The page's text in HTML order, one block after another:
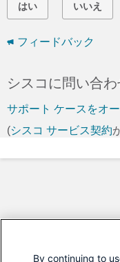
はい いいえ
フィードバック
シスコに問い合わ
サポート ケースをオ
(シスコ サービス契約
By continuing to